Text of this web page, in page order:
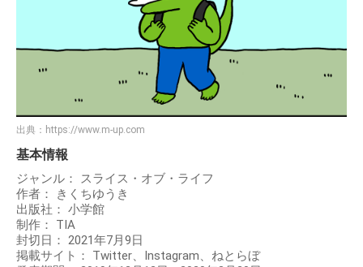
出典： https://www.m-up.com
基本情報
ジャンル： スライス・オブ・ライフ
作者： きくちゆうき
出版社： 小学館
制作： TIA
封切日： 2021年7月9日
掲載サイト： Twitter、Instagram、ねとらぼ